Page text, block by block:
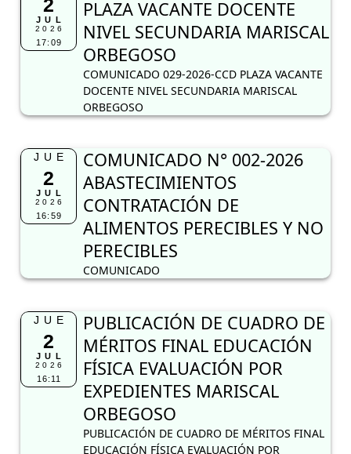
2
JUL
2026
17:09
PLAZA VACANTE DOCENTE
NIVEL SECUNDARIA MARISCAL
ORBEGOSO
COMUNICADO 029-2026-CCD PLAZA VACANTE
DOCENTE NIVEL SECUNDARIA MARISCAL
ORBEGOSO
JUE
2
JUL
2026
16:59
COMUNICADO N° 002-2026
ABASTECIMIENTOS
CONTRATACIÓN DE
ALIMENTOS PERECIBLES Y NO
PERECIBLES
COMUNICADO
JUE
2
JUL
2026
16:11
PUBLICACIÓN DE CUADRO DE
MÉRITOS FINAL EDUCACIÓN
FÍSICA EVALUACIÓN POR
EXPEDIENTES MARISCAL
ORBEGOSO
PUBLICACIÓN DE CUADRO DE MÉRITOS FINAL
EDUCACIÓN FÍSICA EVALUACIÓN POR